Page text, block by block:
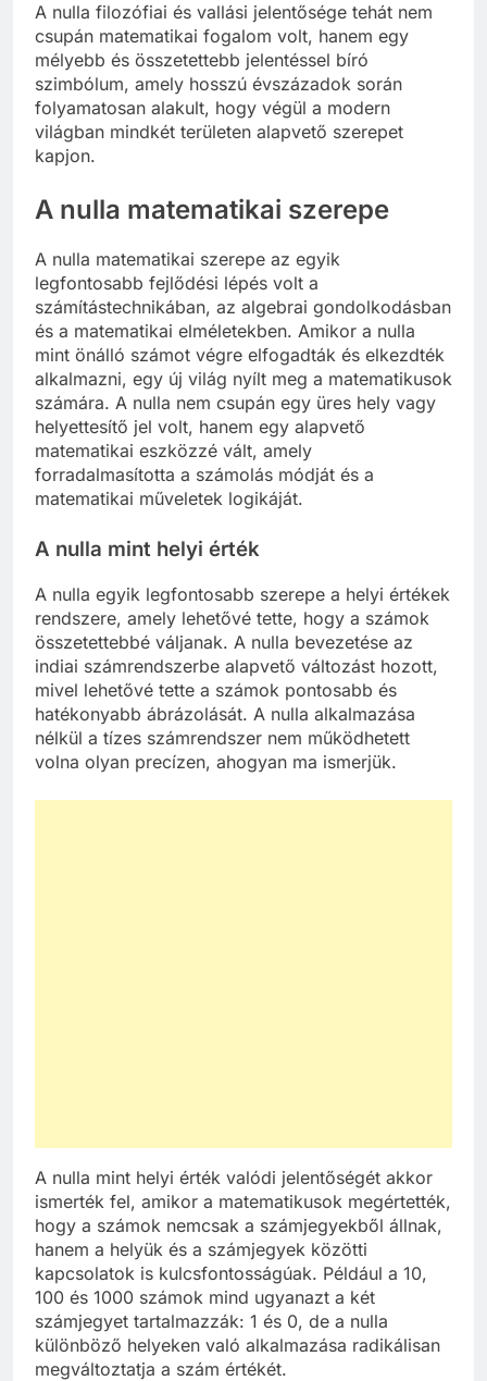
A nulla filozófiai és vallási jelentősége tehát nem
csupán matematikai fogalom volt, hanem egy
mélyebb és összetettebb jelentéssel bíró
szimbólum, amely hosszú évszázadok során
folyamatosan alakult, hogy végül a modern
világban mindkét területen alapvető szerepet
kapjon.
A nulla matematikai szerepe
A nulla matematikai szerepe az egyik
legfontosabb fejlődési lépés volt a
számítástechnikában, az algebrai gondolkodásban
és a matematikai elméletekben. Amikor a nulla
mint önálló számot végre elfogadták és elkezdték
alkalmazni, egy új világ nyílt meg a matematikusok
számára. A nulla nem csupán egy üres hely vagy
helyettesítő jel volt, hanem egy alapvető
matematikai eszközzé vált, amely
forradalmasította a számolás módját és a
matematikai műveletek logikáját.
A nulla mint helyi érték
A nulla egyik legfontosabb szerepe a helyi értékek
rendszere, amely lehetővé tette, hogy a számok
összetettebbé váljanak. A nulla bevezetése az
indiai számrendszerbe alapvető változást hozott,
mivel lehetővé tette a számok pontosabb és
hatékonyabb ábrázolását. A nulla alkalmazása
nélkül a tízes számrendszer nem működhetett
volna olyan precízen, ahogyan ma ismerjük.
A nulla mint helyi érték valódi jelentőségét akkor
ismerték fel, amikor a matematikusok megértették,
hogy a számok nemcsak a számjegyekből állnak,
hanem a helyük és a számjegyek közötti
kapcsolatok is kulcsfontosságúak. Például a 10,
100 és 1000 számok mind ugyanazt a két
számjegyet tartalmazzák: 1 és 0, de a nulla
különböző helyeken való alkalmazása radikálisan
megváltoztatja a szám értékét.